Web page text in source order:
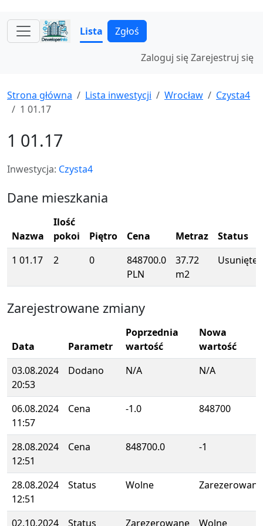
Lista Zgłoś
Zaloguj sięZarejestruj się
Strona główna Lista inwestycji Wrocław
Czysta4
1 01.17
1 01.17
Inwestycja: Czysta4
Dane mieszkania
Nazwa
Ilość
pokoi
Piętro Cena Metraz
Status
1 01.17
2 0
848700.0
PLN
37.72
m2
Usunięte
Zarejestrowane zmiany
Data Parametr
Poprzednia
wartość
Nowa
wartość
03.08.2024
20:53
Dodano N/A N/A
06.08.2024
11:57
Cena -1.0 848700
28.08.2024
12:51
Cena 848700.0 -1
28.08.2024
12:51
Status Wolne Zarezerowane
02.10.2024 Status Zarezerowane Wolne